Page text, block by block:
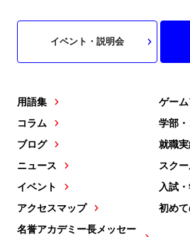
用語集
コラム
ブログ
ニュース
イベント
アクセスマップ
名誉アカデミー長メッセー
ゲー
学部
就職
スク
入試
初め
イベント・説明会